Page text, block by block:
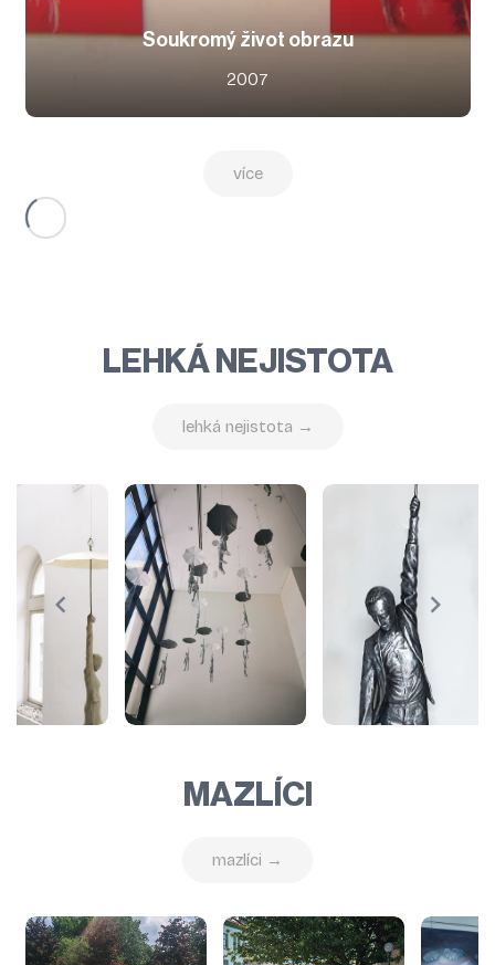
Soukromý život obrazu
2007
více
LEHKÁ NEJISTOTA
lehká nejistota →
MAZLÍCI
mazlíci →